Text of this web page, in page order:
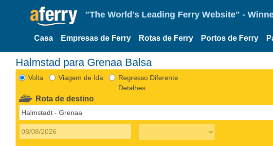
"The World's Leading Ferry Website" -
Casa Empresas de Ferry Rotas de Ferry Portos de Ferry
Halmstad para Grenaa Balsa
Volta Viagem de Ida
Regresso Diferente
Detalhes
Rota de destino